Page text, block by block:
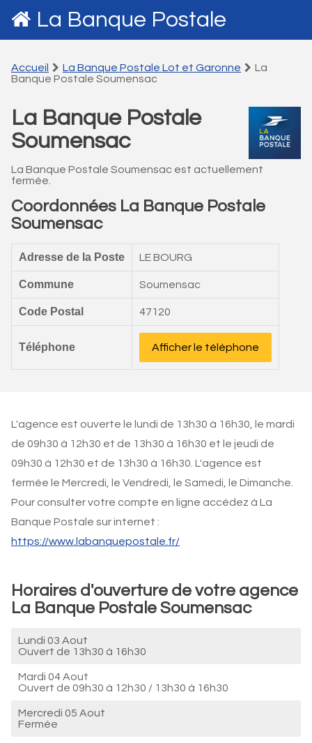
La Banque Postale
Accueil La Banque Postale Lot et Garonne
La
Banque Postale Soumensac
La Banque Postale
Soumensac
La Banque Postale Soumensac est actuellement
fermée.
Coordonnées La Banque Postale
Soumensac
Adresse de la Poste LE BOURG
Commune Soumensac
Code Postal 47120
Téléphone Afficher le téléphone
L'agence est ouverte le lundi de 13h30 à 16h30, le mardi
de 09h30 à 12h30 et de 13h30 à 16h30 et le jeudi de
09h30 à 12h30 et de 13h30 à 16h30. L'agence est
fermée le Mercredi, le Vendredi, le Samedi, le Dimanche.
Pour consulter votre compte en ligne accédez à La
Banque Postale sur internet :
https://www.labanquepostale.fr/
Horaires d'ouverture de votre agence
La Banque Postale Soumensac
Lundi 03 Aout
Ouvert de 13h30 à 16h30
Mardi 04 Aout
Ouvert de 09h30 à 12h30 / 13h30 à 16h30
Mercredi 05 Aout
Fermée